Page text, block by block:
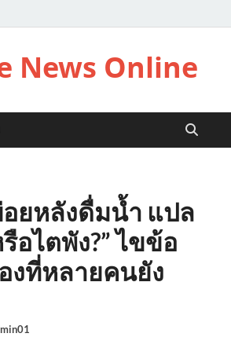
News Online
ยหลังดื่มน้ำ แปล
อไตพัง?” ไขข้อ
งที่หลายคนยัง